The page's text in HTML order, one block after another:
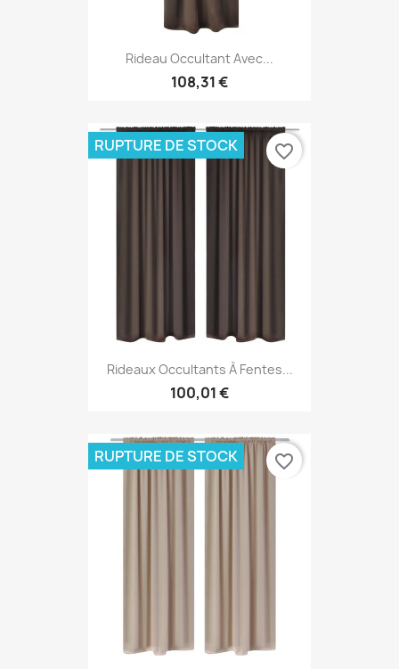
Rideau Occultant Avec...
108,31 €
Rideaux Occultants À Fentes...
100,01 €
RUPTURE DE STOCK favorite_border
RUPTURE DE STOCK favorite_border